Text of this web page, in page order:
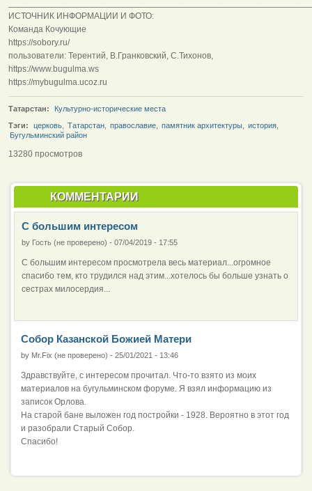
ИСТОЧНИК ИНФОРМАЦИИ И ФОТО:
Команда Кочующие
https://sobory.ru/
пользователи: Терентий, В.Гранковский, С.Тихонов,
https://www.bugulma.ws
https://mybugulma.ucoz.ru
Татарстан:
Культурно-исторические места
Тэги:
церковь Татарстан православие памятник архитектуры история
Бугульминский район
13280 просмотров
КОММЕНТАРИИ
С большим интересом
by Гость (не проверено) - 07/04/2019 - 17:55
С большим интересом просмотрела весь материал...огромное
спасибо тем, кто трудился над этим...хотелось бы больше узнать о
сестрах милосердия...
Собор Казанской Божией Матери
by Mr.Fix (не проверено) - 25/01/2021 - 13:46
Здравствуйте, с интересом прочитал. Что-то взято из моих
материалов на бугульминском форуме. Я взял информацию из
записок Орлова.
На старой бане выложен год постройки - 1928. Вероятно в этот год
и разобрали Старый Собор.
Спасибо!